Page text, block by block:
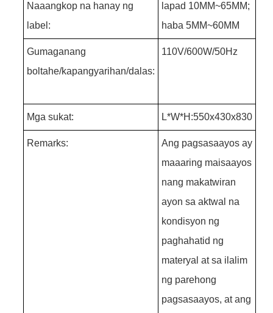
Naaangkop na hanay ng
label:
lapad 10MM~65MM;
haba 5MM~60MM
Gumaganang
boltahe/kapangyarihan/dalas:
110V/600W/50Hz
Mga sukat: L*W*H:550x430x830
Remarks:
Ang pagsasaayos ay
maaaring maisaayos
nang makatwiran
ayon sa aktwal na
kondisyon ng
paghahatid ng
materyal at sa ilalim
ng parehong
pagsasaayos, at ang